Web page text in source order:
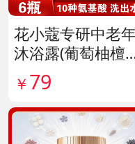
花小蔻专研中老年
沐浴露(葡萄柚檀
香氛) 货号141896
￥ 79